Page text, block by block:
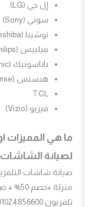
إل جي (LG)
سوني (Sony)
توشيبا (Toshiba)
فيليبس (Philips)
باناسونيك (Panasonic)
هيسنس (Hisense)
TCL
فيزيو (Vizio)
ما هي المميزات
لصيانة الشاشات
صيانة شاشات
منزلة
تلفزيون 01024856600